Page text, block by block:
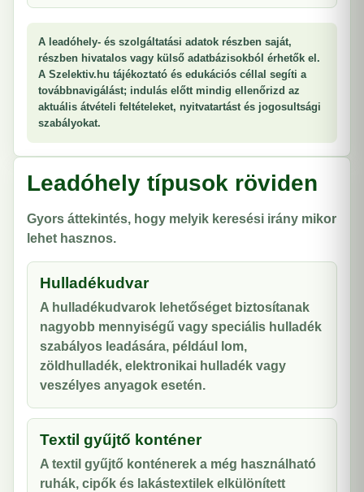
A leadóhely- és szolgáltatási adatok részben saját,
részben hivatalos vagy külső adatbázisokból érhetők el.
A Szelektiv.hu tájékoztató és edukációs céllal segíti a
továbbnavigálást; indulás előtt mindig ellenőrizd az
aktuális átvételi feltételeket, nyitvatartást és jogosultsági
szabályokat.
Leadóhely típusok röviden
Gyors áttekintés, hogy melyik keresési irány mikor
lehet hasznos.
Hulladékudvar
A hulladékudvarok lehetőséget biztosítanak
nagyobb mennyiségű vagy speciális hulladék
szabályos leadására, például lom,
zöldhulladék, elektronikai hulladék vagy
veszélyes anyagok esetén.
Textil gyűjtő konténer
A textil gyűjtő konténerek a még használható
ruhák, cipők és lakástextilek elkülönített